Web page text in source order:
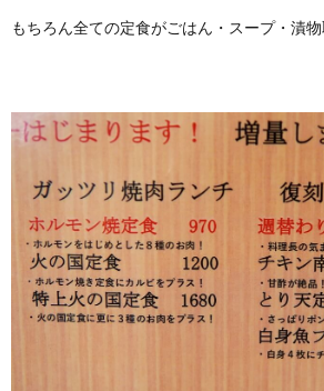
もちろん全ての定食がごはん・スープ・漬物